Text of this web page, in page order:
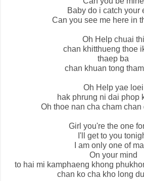
Baby do i catch your
Can you see me here in
Oh Help chuai thi
chan khitthueng thoe
thaep ba
chan khuan tong
Oh Help yae loei
hak phrung ni dai phop
Oh thoe nan cha cham chan
Girl you're the one
I'll get to you
I am only one of
On your mind
to hai mi kamphaeng khong
chan ko cha kho long